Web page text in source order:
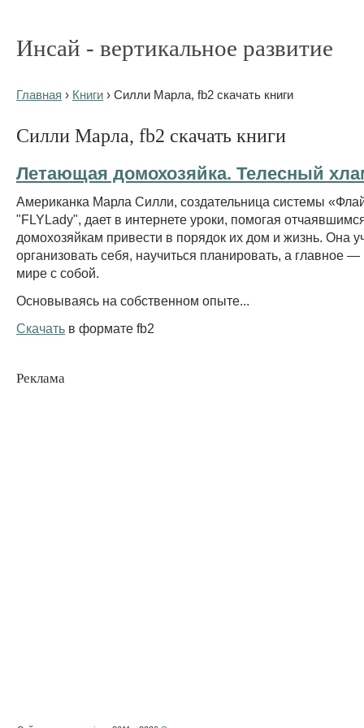
Инсай - вертикальное развитие
Главная › Книги › Силли Марла, fb2 скачать книги
Силли Марла, fb2 скачать книги
Летающая домохозяйка. Телесный
Американка Марла Силли, создательница системы
"FLYLady", дает в интернете уроки, помогая
домохозяйкам привести в порядок их дом и жизнь. Она
организовать себя, научиться планировать, а главное —
мире с собой.
Основываясь на собственном опыте...
Скачать в формате fb2
Реклама